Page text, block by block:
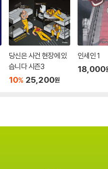
당신은 사건 현장에 있
습니다 시즌3
10% 25,200원
인세인 1
18,000